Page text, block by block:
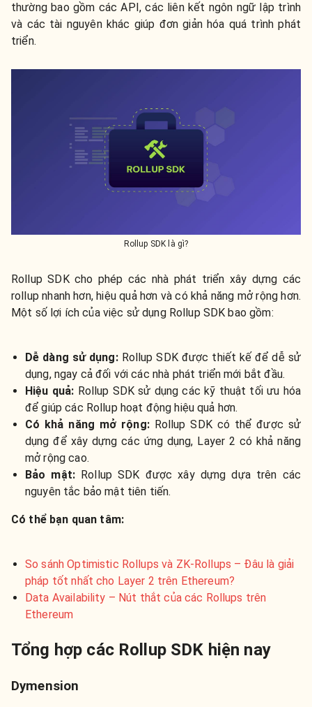
thường bao gồm các API, các liên kết ngôn ngữ lập trình
và các tài nguyên khác giúp đơn giản hóa quá trình phát
triển.
Rollup SDK là gì?
Rollup SDK cho phép các nhà phát triển xây dựng các
rollup nhanh hơn, hiệu quả hơn và có khả năng mở rộng hơn.
Một số lợi ích của việc sử dụng Rollup SDK bao gồm:
Dễ dàng sử dụng:Rollup SDK được thiết kế để dễ sử
dụng, ngay cả đối với các nhà phát triển mới bắt đầu.
Hiệu quả: Rollup SDK sử dụng các kỹ thuật tối ưu hóa
để giúp các Rollup hoạt động hiệu quả hơn.
Có khả năng mở rộng:Rollup SDK có thể được sử
dụng để xây dựng các ứng dụng, Layer 2 có khả năng
mở rộng cao.
Bảo mật: Rollup SDK được xây dựng dựa trên các
nguyên tắc bảo mật tiên tiến.
Có thể bạn quan tâm:
So sánh Optimistic Rollups và ZK-Rollups – Đâu là giải
pháp tốt nhất cho Layer 2 trên Ethereum?
Data Availability – Nút thắt của các Rollups trên
Ethereum
Tổng hợp các Rollup SDK hiện nay
Dymension